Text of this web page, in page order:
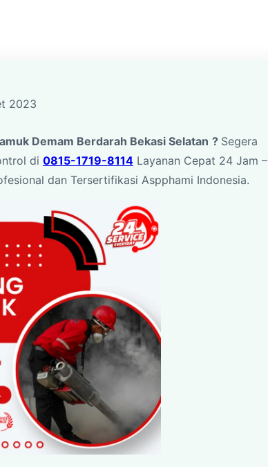
2023
Demam Berdarah Bekasi Selatan ? Segera
di 0815-1719-8114 Layanan Cepat 24 Jam –
dan Tersertifikasi Aspphami Indonesia.